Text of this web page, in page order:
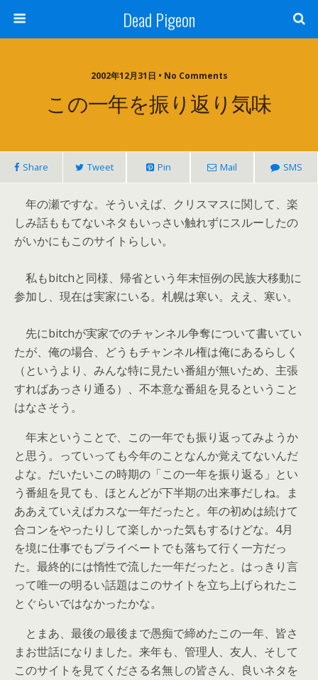
Dead Pigeon
2002年12月31日 • No Comments
この一年を振り返り気味
Share Tweet Pin Mail SMS
年の瀬ですな。そういえば、クリスマスに関して、楽
しみ話ももてないネタもいっさい触れずにスルーしたの
がいかにもこのサイトらしい。
私もbitchと同様、帰省という年末恒例の民族大移動に
参加し、現在は実家にいる。札幌は寒い。ええ、寒い。
先にbitchが実家でのチャンネル争奪について書いてい
たが、俺の場合、どうもチャンネル権は俺にあるらしく
（というより、みんな特に見たい番組が無いため、主張
すればあっさり通る）、不本意な番組を見るということ
はなさそう。
年末ということで、この一年でも振り返ってみようか
と思う。っていっても今年のことなんか覚えてないんだ
よな。だいたいこの時期の「この一年を振り返る」とい
う番組を見ても、ほとんどが下半期の出来事だしね。ま
ああえていえばカスな一年だったと。年の初めは続けて
合コンをやったりして楽しかった気もするけどな。4月
を境に仕事でもプライベートでも落ちて行く一方だっ
た。最終的には惰性で流した一年だったと。はっきり言
って唯一の明るい話題はこのサイトを立ち上げられたこ
とぐらいではなかったかな。
とまあ、最後の最後まで愚痴で締めたこの一年、皆さ
まお世話になりました。来年も、管理人、友人、そして
このサイトを見てくださる名無しの皆さん、良いネタを